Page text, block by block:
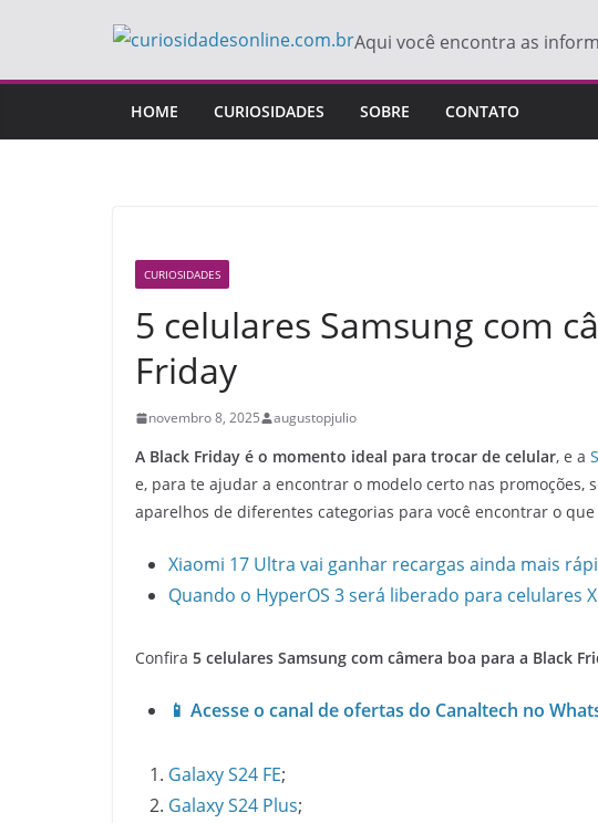
o
Aqui você encontra as
HOME CURIOSIDADES SOBRE CONTATO
CURIOSIDADES
5 celulares Samsung com
Friday
novembro 8, 2025 augustopjulio
A Black Friday é o momento ideal para trocar de celular, e a
e, para te ajudar a encontrar o modelo certo nas
aparelhos de diferentes categorias para você encontrar o
Xiaomi 17 Ultra vai ganhar recargas ainda mais
Quando o HyperOS 3 será liberado para celulares
Confira 5 celulares Samsung com câmera boa para a Black
📱 Acesse o canal de ofertas do Canaltech no
Galaxy S24 FE;
Galaxy S24 Plus;